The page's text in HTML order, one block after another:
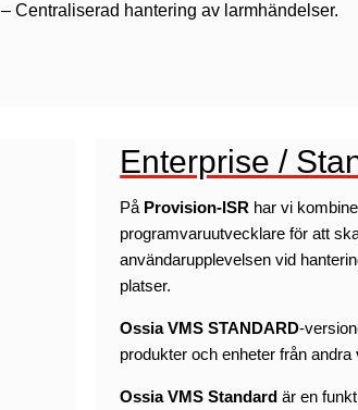
– Centraliserad hantering av larmhändelser.
Enterprise /
På Provision-ISR har vi
programvaruutvecklare för att
användarupplevelsen vid
platser.
Ossia VMS STANDARD-
produkter och enheter från
Ossia VMS Standard är en